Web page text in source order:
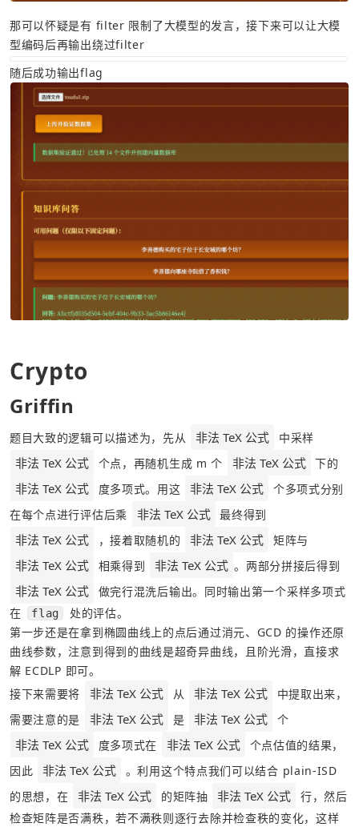
那可以怀疑是有 filter 限制了大模型的发言，接下来可以让大模
型编码后再输出绕过filter
随后成功输出flag
Crypto
Griffin
题目大致的逻辑可以描述为，先从 非法 TeX 公式 中采样
非法 TeX 公式 个点，再随机生成 m 个 非法 TeX 公式 下的
非法 TeX 公式 度多项式。用这 非法 TeX 公式
个多项式分别
在每个点进行评估后乘
非法 TeX 公式 最终得到
非法 TeX 公式 ，接着取随机的 非法 TeX 公式 矩阵与
非法 TeX 公式 相乘得到 非法 TeX 公式 。两部分拼接后得到
非法 TeX 公式
做完行混洗后输出。同时输出第一个采样多项式
在
flag
处的评估。
第一步还是在拿到椭圆曲线上的点后通过消元、GCD 的操作还原
曲线参数，注意到得到的曲线是超奇异曲线，且阶光滑，直接求
解 ECDLP 即可。
接下来需要将
非法 TeX 公式 从 非法 TeX 公式
中提取出来，
需要注意的是
非法 TeX 公式 是 非法 TeX 公式 个
非法 TeX 公式 度多项式在 非法 TeX 公式
个点估值的结果，
因此
非法 TeX 公式
。利用这个特点我们可以结合 plain-ISD
的思想，在
非法 TeX 公式 的矩阵抽 非法 TeX 公式
行，然后
检查矩阵是否满秩，若不满秩则逐行去除并检查秩的变化，这样